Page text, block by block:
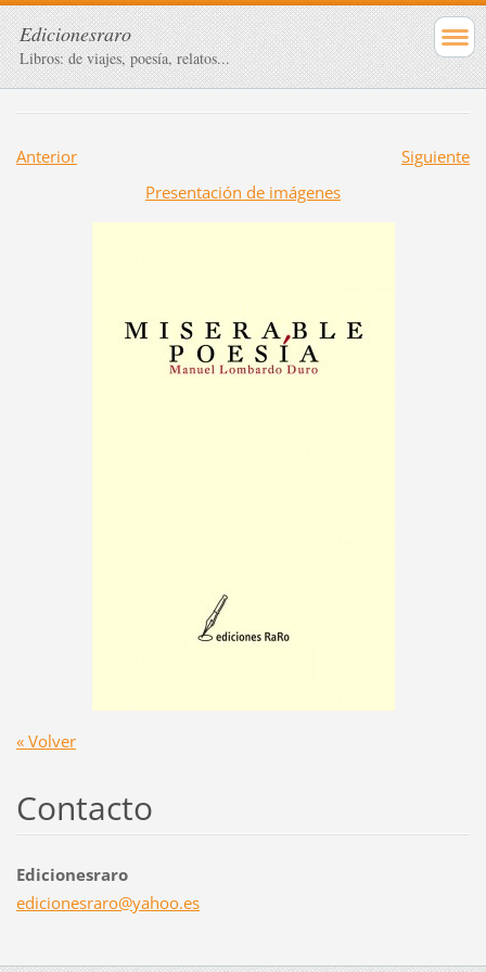
Edicionesraro
Libros: de viajes, poesía, relatos...
Anterior
Siguiente
Presentación de imágenes
« Volver
Contacto
Edicionesraro
edicionesraro@yahoo.es